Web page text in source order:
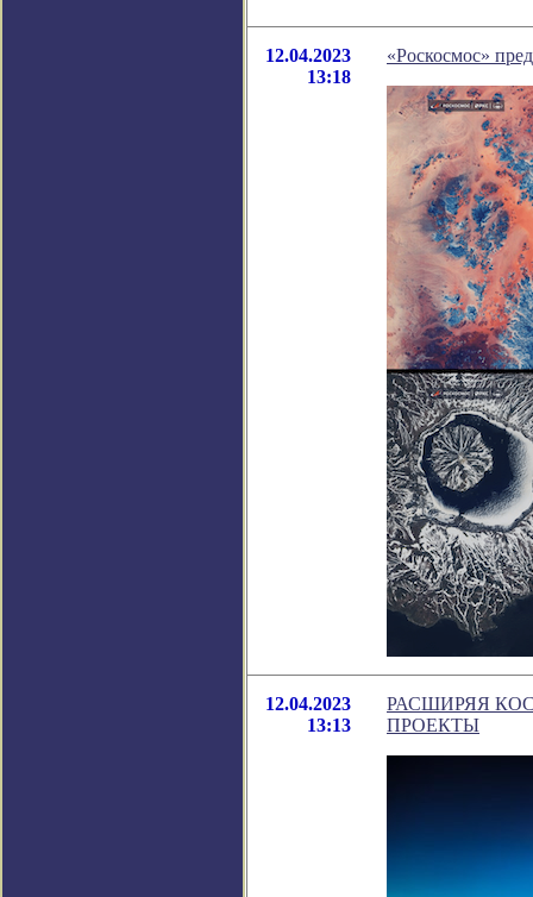
12.04.2023
13:18
«Роскосмос»
12.04.2023
13:13
РАСШИРЯЯ
ПРОЕКТЫ